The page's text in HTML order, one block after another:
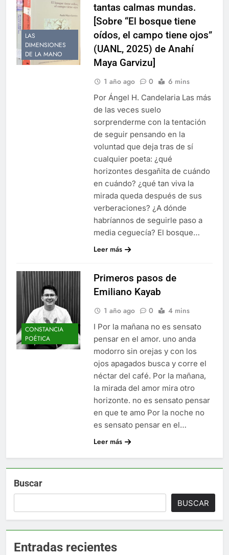
LAS
DIMENSIONES
DE LA MANO
tantas calmas mundas.
[Sobre “El bosque tiene
oídos, el campo tiene ojos”
(UANL, 2025) de Anahí
Maya Garvizu]
1 año ago 0 6 mins
Por Ángel H. Candelaria Las más
de las veces suelo
sorprenderme con la tentación
de seguir pensando en la
voluntad que deja tras de sí
cualquier poeta: ¿qué
horizontes desgañita de cuándo
en cuándo? ¿qué tan viva la
mirada queda después de sus
verberaciones? ¿A dónde
habríannos de seguirle paso a
media ceguecía? El bosque…
Leer más
CONSTANCIA
POÉTICA
Primeros pasos de
Emiliano Kayab
1 año ago 0 4 mins
I Por la mañana no es sensato
pensar en el amor. uno anda
modorro sin orejas y con los
ojos apagados busca y corre el
néctar del café. Por la mañana,
la mirada del amor mira otro
horizonte. no es sensato pensar
en que te amo Por la noche no
es sensato pensar en el…
Leer más
Buscar
BUSCAR
Entradas recientes